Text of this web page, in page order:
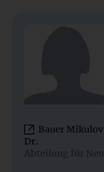
Bauer
Dr.
Abteilung für